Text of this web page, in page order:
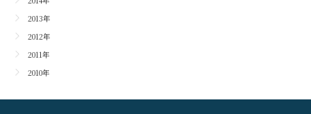
2013年
2012年
2011年
2010年